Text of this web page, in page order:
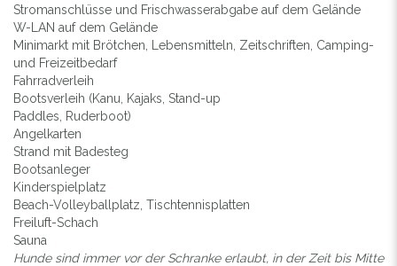
Stromanschlüsse und Frischwasserabgabe auf dem Gelände
W-LAN auf dem Gelände
Minimarkt mit Brötchen, Lebensmitteln, Zeitschriften, Camping-
und Freizeitbedarf
Fahrradverleih
Bootsverleih (Kanu, Kajaks, Stand-up
Paddles, Ruderboot)
Angelkarten
Strand mit Badesteg
Bootsanleger
Kinderspielplatz
Beach-Volleyballplatz, Tischtennisplatten
Freiluft-Schach
Sauna
Hunde sind immer vor der Schranke erlaubt, in der Zeit bis Mitte